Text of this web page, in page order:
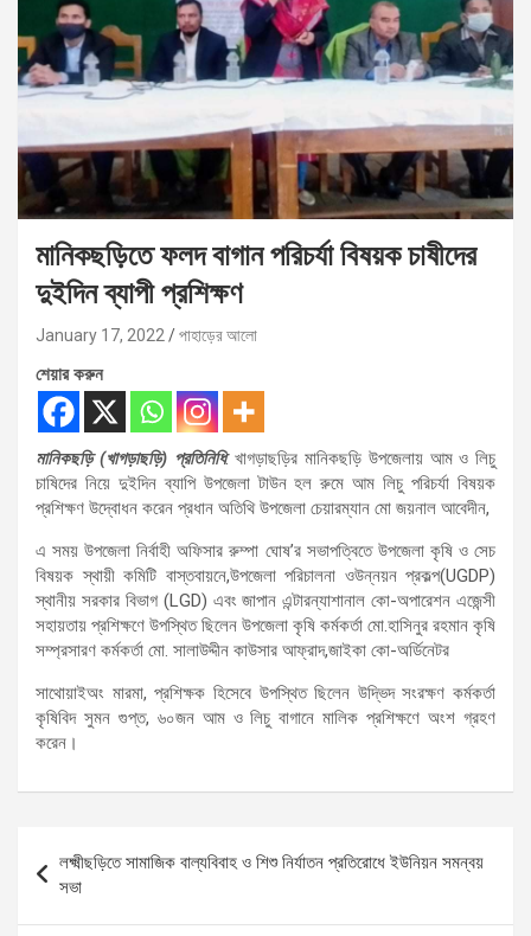
মানিকছড়িতে ফলদ বাগান পরিচর্যা বিষয়ক চাষীদের
দুইদিন ব্যাপী প্রশিক্ষণ
January 17, 2022 পাহাড়ের আলো
শেয়ার করুন
মানিকছড়ি (খাগড়াছড়ি) প্রতিনিধি: খাগড়াছড়ির মানিকছড়ি উপজেলায় আম ও লিচু
চাষিদের নিয়ে দুইদিন ব্যাপি উপজেলা টাউন হল রুমে আম লিচু পরিচর্যা বিষয়ক
প্রশিক্ষণ উদ্বোধন করেন প্রধান অতিথি উপজেলা চেয়ারম্যান মো জয়নাল আবেদীন,
এ সময় উপজেলা নির্বাহী অফিসার রুম্পা ঘোষ’র সভাপত্বিতে উপজেলা কৃষি ও সেচ
বিষয়ক স্থায়ী কমিটি বাস্তবায়নে,উপজেলা পরিচালনা ওউন্নয়ন প্রকল্প(UGDP)
স্থানীয় সরকার বিভাগ (LGD) এবং জাপান এন্টারন্যাশানাল কো-অপারেশন এজেন্সী
সহায়তায় প্রশিক্ষণে উপস্থিত ছিলেন উপজেলা কৃষি কর্মকর্তা মো.হাসিনুর রহমান কৃষি
সম্প্রসারণ কর্মকর্তা মো. সালাউদ্দীন কাউসার আফ্রাদ,জাইকা কো-অর্ডিনেটর
সাথোয়াইঅং মারমা, প্রশিক্ষক হিসেবে উপস্থিত ছিলেন উদ্ভিদ সংরক্ষণ কর্মকর্তা
কৃষিবিদ সুমন গুপ্ত, ৬০জন আম ও লিচু বাগানে মালিক প্রশিক্ষণে অংশ গ্রহণ
করেন।
navigation
লক্ষ্মীছড়িতে সামাজিক বাল্যবিবাহ ও শিশু নির্যাতন প্রতিরোধে ইউনিয়ন সমন্বয়
সভা